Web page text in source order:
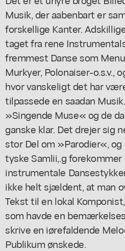
Musik, der aabenbart er
forskellige Kanter.
taget fra rene
fremmest Danse som
Murkyer, Polonaiser-o.s.v.,
hvor vanskeligt det har
tilpassede en saadan
»Singende Muse« og de
ganske klar. Det drejer sig
stor Del om »Parodier«,
tyske Samlii,.g
instrumentale
ikke helt sjældent, at man
Tekst til en lokal
som havde en
skrive en iørefaldende
Publikum ønskede.